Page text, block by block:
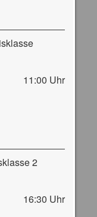
11:00 Uhr
2
16:30 Uhr